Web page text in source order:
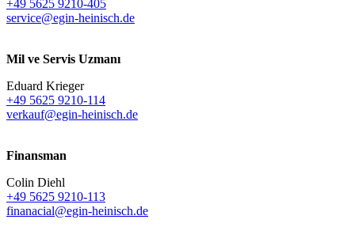
+49 5625 9210-405
service@egin-heinisch.de
Mil ve Servis Uzmanı
Eduard Krieger
+49 5625 9210-114
verkauf@egin-heinisch.de
Finansman
Colin Diehl
+49 5625 9210-113
finanacial@egin-heinisch.de